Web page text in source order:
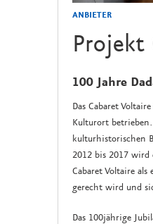
ANBIETER
Projekt
100 Jahre
Das Cabaret
Kulturort
kulturhistorischen
2012 bis 2017 wird
Cabaret Voltaire
gerecht wird und
Das 100jährige